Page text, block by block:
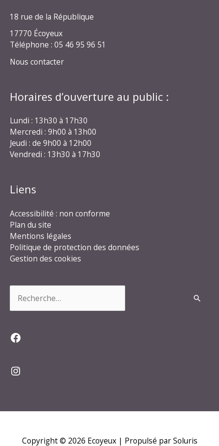
18 rue de la République
17770 Écoyeux
Téléphone : 05 46 95 96 51
Nous contacter
Horaires d’ouverture au public :
Lundi : 13h30 à 17h30
Mercredi : 9h00 à 13h00
Jeudi : de 9h00 à 12h00
Vendredi : 13h30 à 17h30
Liens
Accessibilité : non conforme
Plan du site
Mentions légales
Politique de protection des données
Gestion des cookies
Facebook
Instagram
Copyright © 2026 Ecoyeux| Propulsé par Soluris